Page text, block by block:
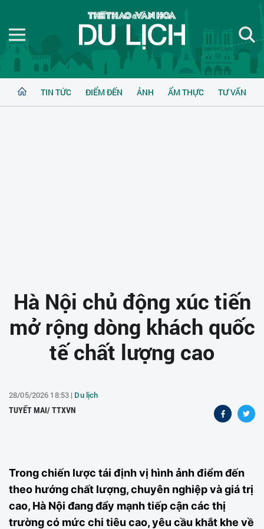
TIN TỨC ĐIỂM ĐẾN ẢNH ẨM THỰC TƯ VẤN
Hà Nội chủ động xúc tiến
mở rộng dòng khách quốc
tế chất lượng cao
28/05/2026 18:53 | Du lịch
TUYẾT MAI/ TTXVN
Trong chiến lược tái định vị hình ảnh điểm đến
theo hướng chất lượng, chuyên nghiệp và giá trị
cao, Hà Nội đang đẩy mạnh tiếp cận các thị
trường có mức chi tiêu cao, yêu cầu khắt khe về